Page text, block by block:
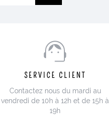
SERVICE CLIENT
Contactez nous du mardi au
vendredi de 10h à 12h et de 15h à
19h